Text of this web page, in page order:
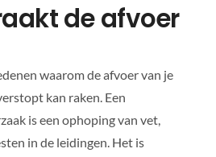
de afvoer
waarom de afvoer van je
kan raken. Een
is een ophoping van vet,
in de leidingen. Het is